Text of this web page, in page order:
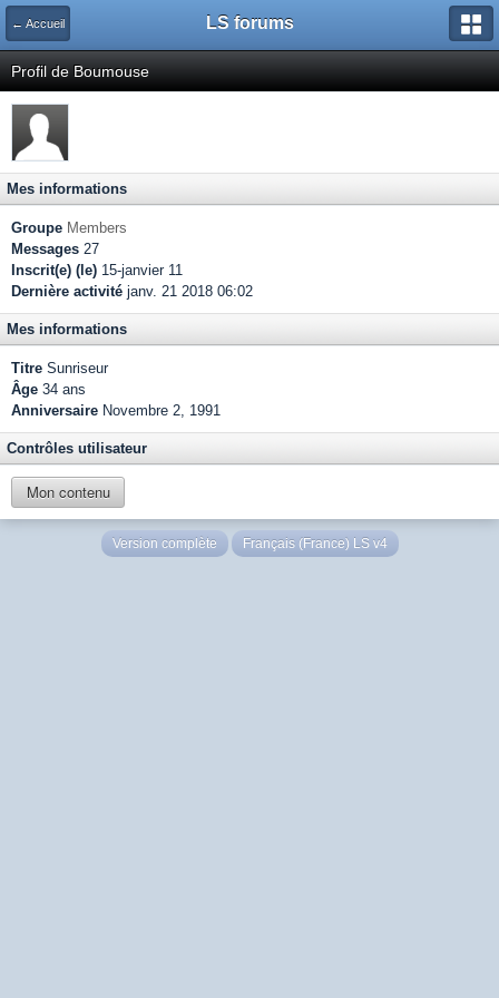
← Accueil LS forums
Profil de Boumouse
Mes informations
Groupe Members
Messages 27
Inscrit(e) (le) 15-janvier 11
Dernière activité janv. 21 2018 06:02
Mes informations
Titre Sunriseur
Âge 34 ans
Anniversaire Novembre 2, 1991
Contrôles utilisateur
Mon contenu
Version complète Français (France) LS v4